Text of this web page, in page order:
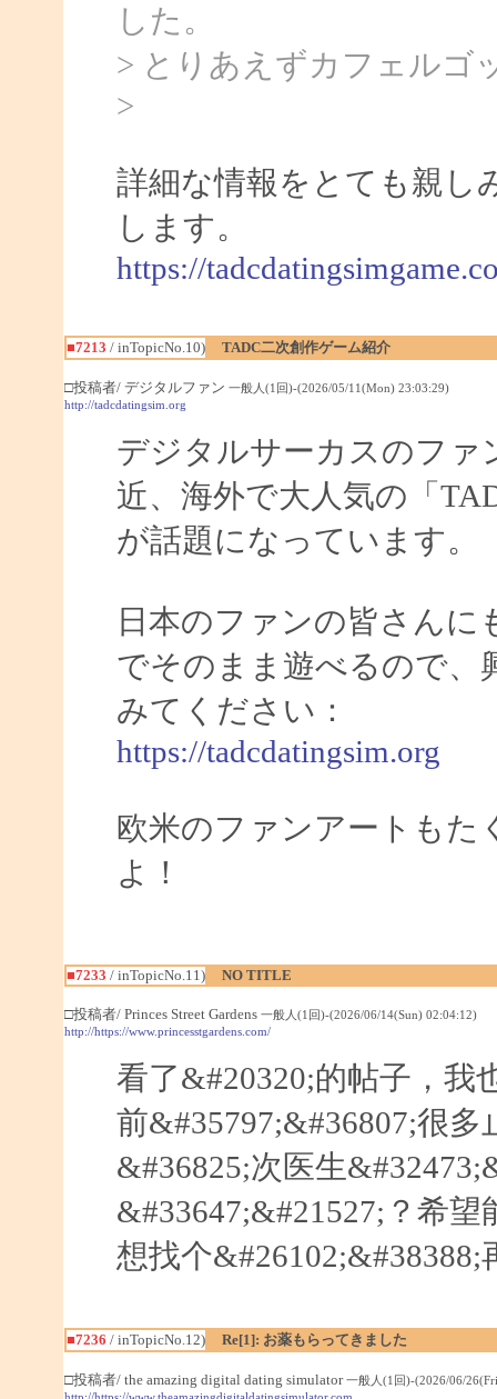
した。
> とりあえずカフェルゴ
>
詳細な情報をとても親し
します。
https://
■7213 / inTopicNo.10) TADC二次創作ゲーム紹介
□投稿者/ デジタルファン 一般人(1回)-(2026/05/11(Mon) 23:03:29)
http://tadcdatingsim.org
デジタルサーカスのファ
近、海外で大人気の「
が話題になっています。
日本のファンの皆さん
でそのまま遊べるので、
みてください：
https://tadcdatingsim.org
欧米のファンアートもた
よ！
■7233 / inTopicNo.11) NO TITLE
□投稿者/ Princes Street Gardens 一般人(1回)-(2026/06/14(Sun) 02:04:12)
http://https://www.princesstgardens.com/
看了&#20320;的帖子，我
前&#35797;&#36807;很
&#36825;次医生
&#33647;&#21527;？希
想找个&#26102;&#38388;
■7236 / inTopicNo.12) Re[1]: お薬もらってきました
□投稿者/ the amazing digital dating simulator一般人(1回)-(2026/06/